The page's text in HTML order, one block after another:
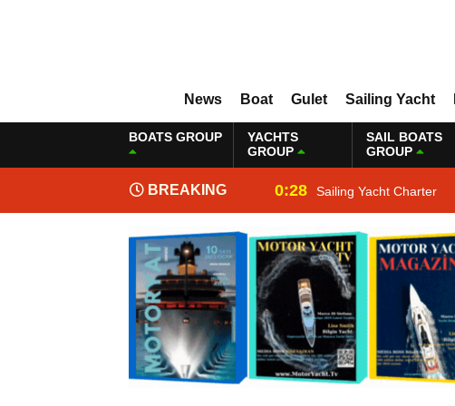
News Boat Gulet Sailing Yacht
BOATS GROUP
YACHTS
GROUP
SAIL BOATS
GROUP
BREAKING
NEWS
0:28 Sailing Yacht Charter